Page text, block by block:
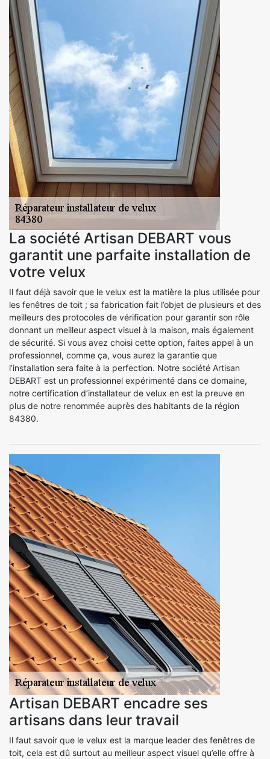
La société Artisan DEBART vous
garantit une parfaite installation de
votre velux
Il faut déjà savoir que le velux est la matière la plus utilisée pour
les fenêtres de toit ; sa fabrication fait l’objet de plusieurs et des
meilleurs des protocoles de vérification pour garantir son rôle
donnant un meilleur aspect visuel à la maison, mais également
de sécurité. Si vous avez choisi cette option, faites appel à un
professionnel, comme ça, vous aurez la garantie que
l’installation sera faite à la perfection. Notre société Artisan
DEBART est un professionnel expérimenté dans ce domaine,
notre certification d’installateur de velux en est la preuve en
plus de notre renommée auprès des habitants de la région
84380.
Artisan DEBART encadre ses
artisans dans leur travail
Il faut savoir que le velux est la marque leader des fenêtres de
toit, cela est dû surtout au meilleur aspect visuel qu’elle offre à